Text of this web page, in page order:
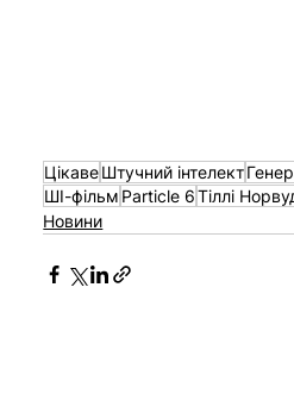
ЦікавеШтучний інтелект
ШІ-фільм Particle 6Тіллі
Новини